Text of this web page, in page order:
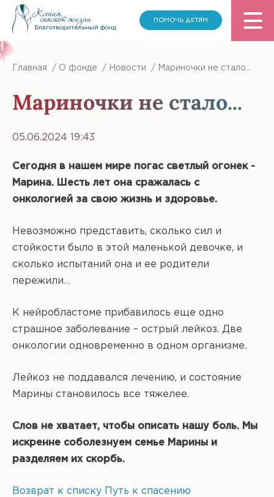
Благотворительный фонд
ПОМОЧЬ ДЕТЯМ
Главная / О фонде / Новости / Мариночки не стало...
Мариночки не стало...
05.06.2024 19:43
Сегодня в нашем мире погас светлый огонек -
Марина. Шесть лет она сражалась с
онкологией за свою жизнь и здоровье.
Невозможно представить, сколько сил и
стойкости было в этой маленькой девочке, и
сколько испытаний она и ее родители
пережили…
К нейробластоме прибавилось еще одно
страшное заболевание – острый лейкоз. Две
онкологии одновременно в одном организме.
Лейкоз не поддавался лечению, и состояние
Марины становилось все тяжелее.
Слов не хватает, чтобы описать нашу боль. Мы
искренне соболезнуем семье Марины и
разделяем их скорбь.
Возврат к списку Путь к спасению